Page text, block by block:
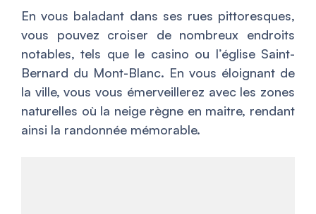
En vous baladant dans ses rues pittoresques,
vous pouvez croiser de nombreux endroits
notables, tels que le casino ou l’église Saint-
Bernard du Mont-Blanc. En vous éloignant de
la ville, vous vous émerveillerez avec les zones
naturelles où la neige règne en maitre, rendant
ainsi la randonnée mémorable.